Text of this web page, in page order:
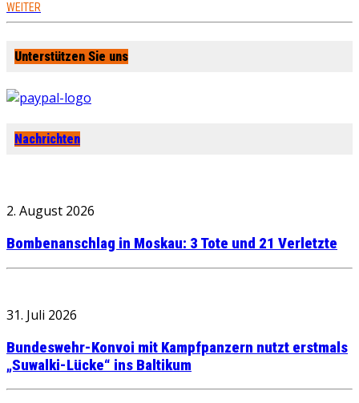
WEITER
Unterstützen Sie uns
Nachrichten
2. August 2026
Bombenanschlag in Moskau: 3 Tote und 21 Verletzte
31. Juli 2026
Bundeswehr-Konvoi mit Kampfpanzern nutzt erstmals
„Suwalki-Lücke“ ins Baltikum